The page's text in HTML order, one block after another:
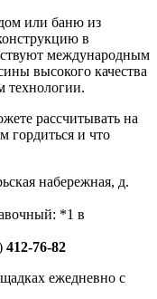
или баню из
в
международным
высокого качества
технологии.
рассчитывать на
гордиться и что
набережная, д.
*1 в
412-76-82
ежедневно с